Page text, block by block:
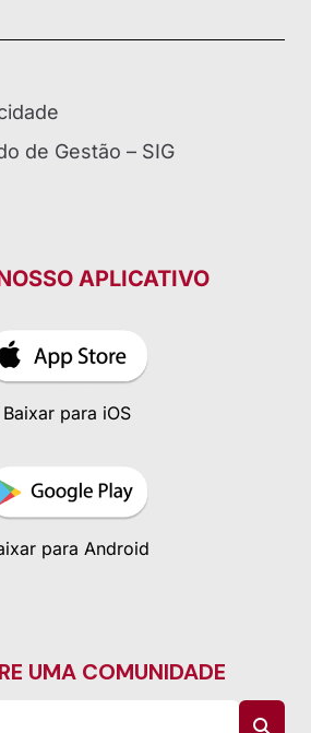
de Gestão – SIG
APLICATIVO
Baixar para iOS
para Android
UMA COMUNIDADE